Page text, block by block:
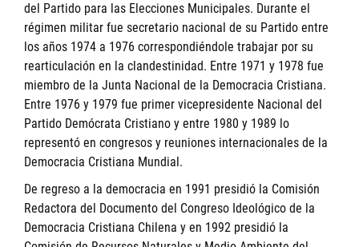
del Partido para las Elecciones Municipales. Durante el
régimen militar fue secretario nacional de su Partido entre
los años 1974 a 1976 correspondiéndole trabajar por su
rearticulación en la clandestinidad. Entre 1971 y 1978 fue
miembro de la Junta Nacional de la Democracia Cristiana.
Entre 1976 y 1979 fue primer vicepresidente Nacional del
Partido Demócrata Cristiano y entre 1980 y 1989 lo
representó en congresos y reuniones internacionales de la
Democracia Cristiana Mundial.
De regreso a la democracia en 1991 presidió la Comisión
Redactora del Documento del Congreso Ideológico de la
Democracia Cristiana Chilena y en 1992 presidió la